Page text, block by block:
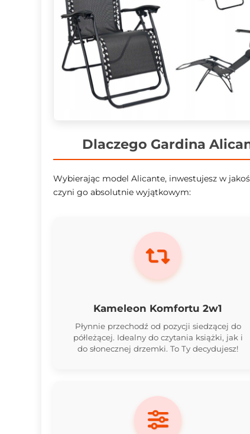
Dlaczego Gardina
Wybierając model Alicante, inwestujesz w
czyni go absolutnie wyjątkowym:
Kameleon Komfortu 2w1
Płynnie przechodź od pozycji siedzącej do
półleżącej. Idealny do czytania książki, jak i
do słonecznej drzemki. To Ty decydujesz!